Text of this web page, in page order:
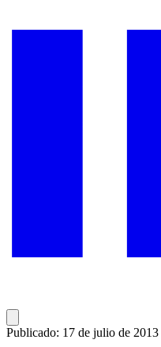
Publicado: 17 de julio de 2013